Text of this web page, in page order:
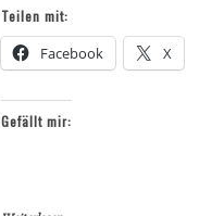
Teilen mit:
Facebook X
Gefällt mir: